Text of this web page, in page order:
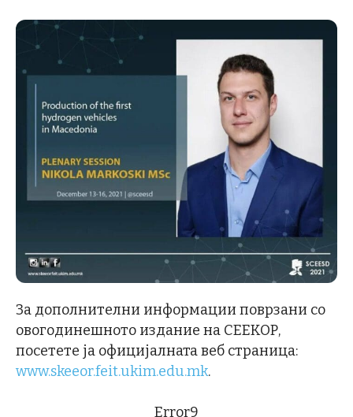
За дополнителни информации поврзани со
овогодинешното издание на СЕЕКОР,
посетете ја официјалната веб страница:
www.skeeor.feit.ukim.edu.mk.
Error9